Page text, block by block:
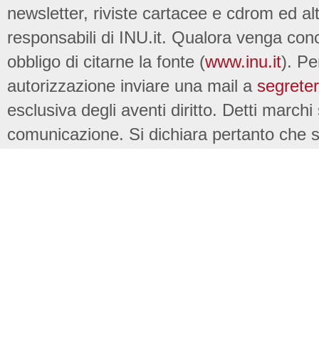
newsletter, riviste cartacee e cdrom ed
responsabili di INU.it. Qualora venga
obbligo di citarne la fonte (www.inu.it).
autorizzazione inviare una mail a
esclusiva degli aventi diritto. Detti
comunicazione. Si dichiara pertanto che